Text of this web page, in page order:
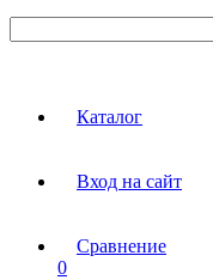
Каталог
Вход на сайт
Сравнение
0